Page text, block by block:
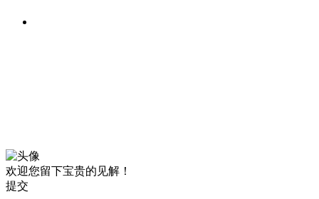
欢迎您留下宝贵的见解！
提交